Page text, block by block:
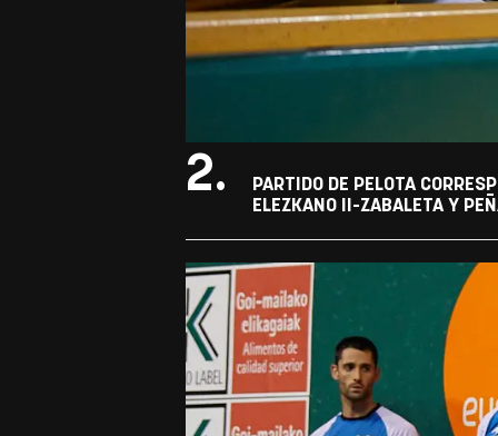
2.
PARTIDO DE PELOTA
ELEZKANO II-ZABALETA Y